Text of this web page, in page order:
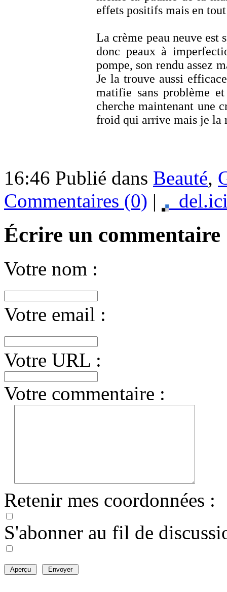
effets positifs mais en
La crème peau neuve est
donc peaux à
pompe, son rendu assez
Je la trouve aussi
matifie sans problème
cherche maintenant une
froid qui arrive mais je la
16:46 Publié dans Beauté,
Commentaires (0) |
Écrire un commentaire
Votre nom :
Votre email :
Votre URL :
Votre commentaire :
Retenir mes coordonnées :
S'abonner au fil de